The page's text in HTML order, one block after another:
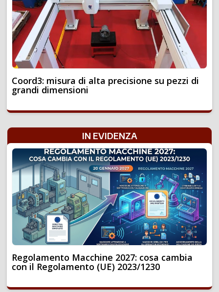
Coord3: misura di alta precisione su pezzi di
grandi dimensioni
IN EVIDENZA
Regolamento Macchine 2027: cosa cambia
con il Regolamento (UE) 2023/1230